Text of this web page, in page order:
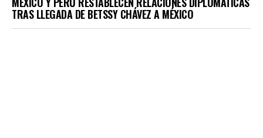
TRAS LLEGADA DE BETSSY CHÁVEZ A MÉXICO